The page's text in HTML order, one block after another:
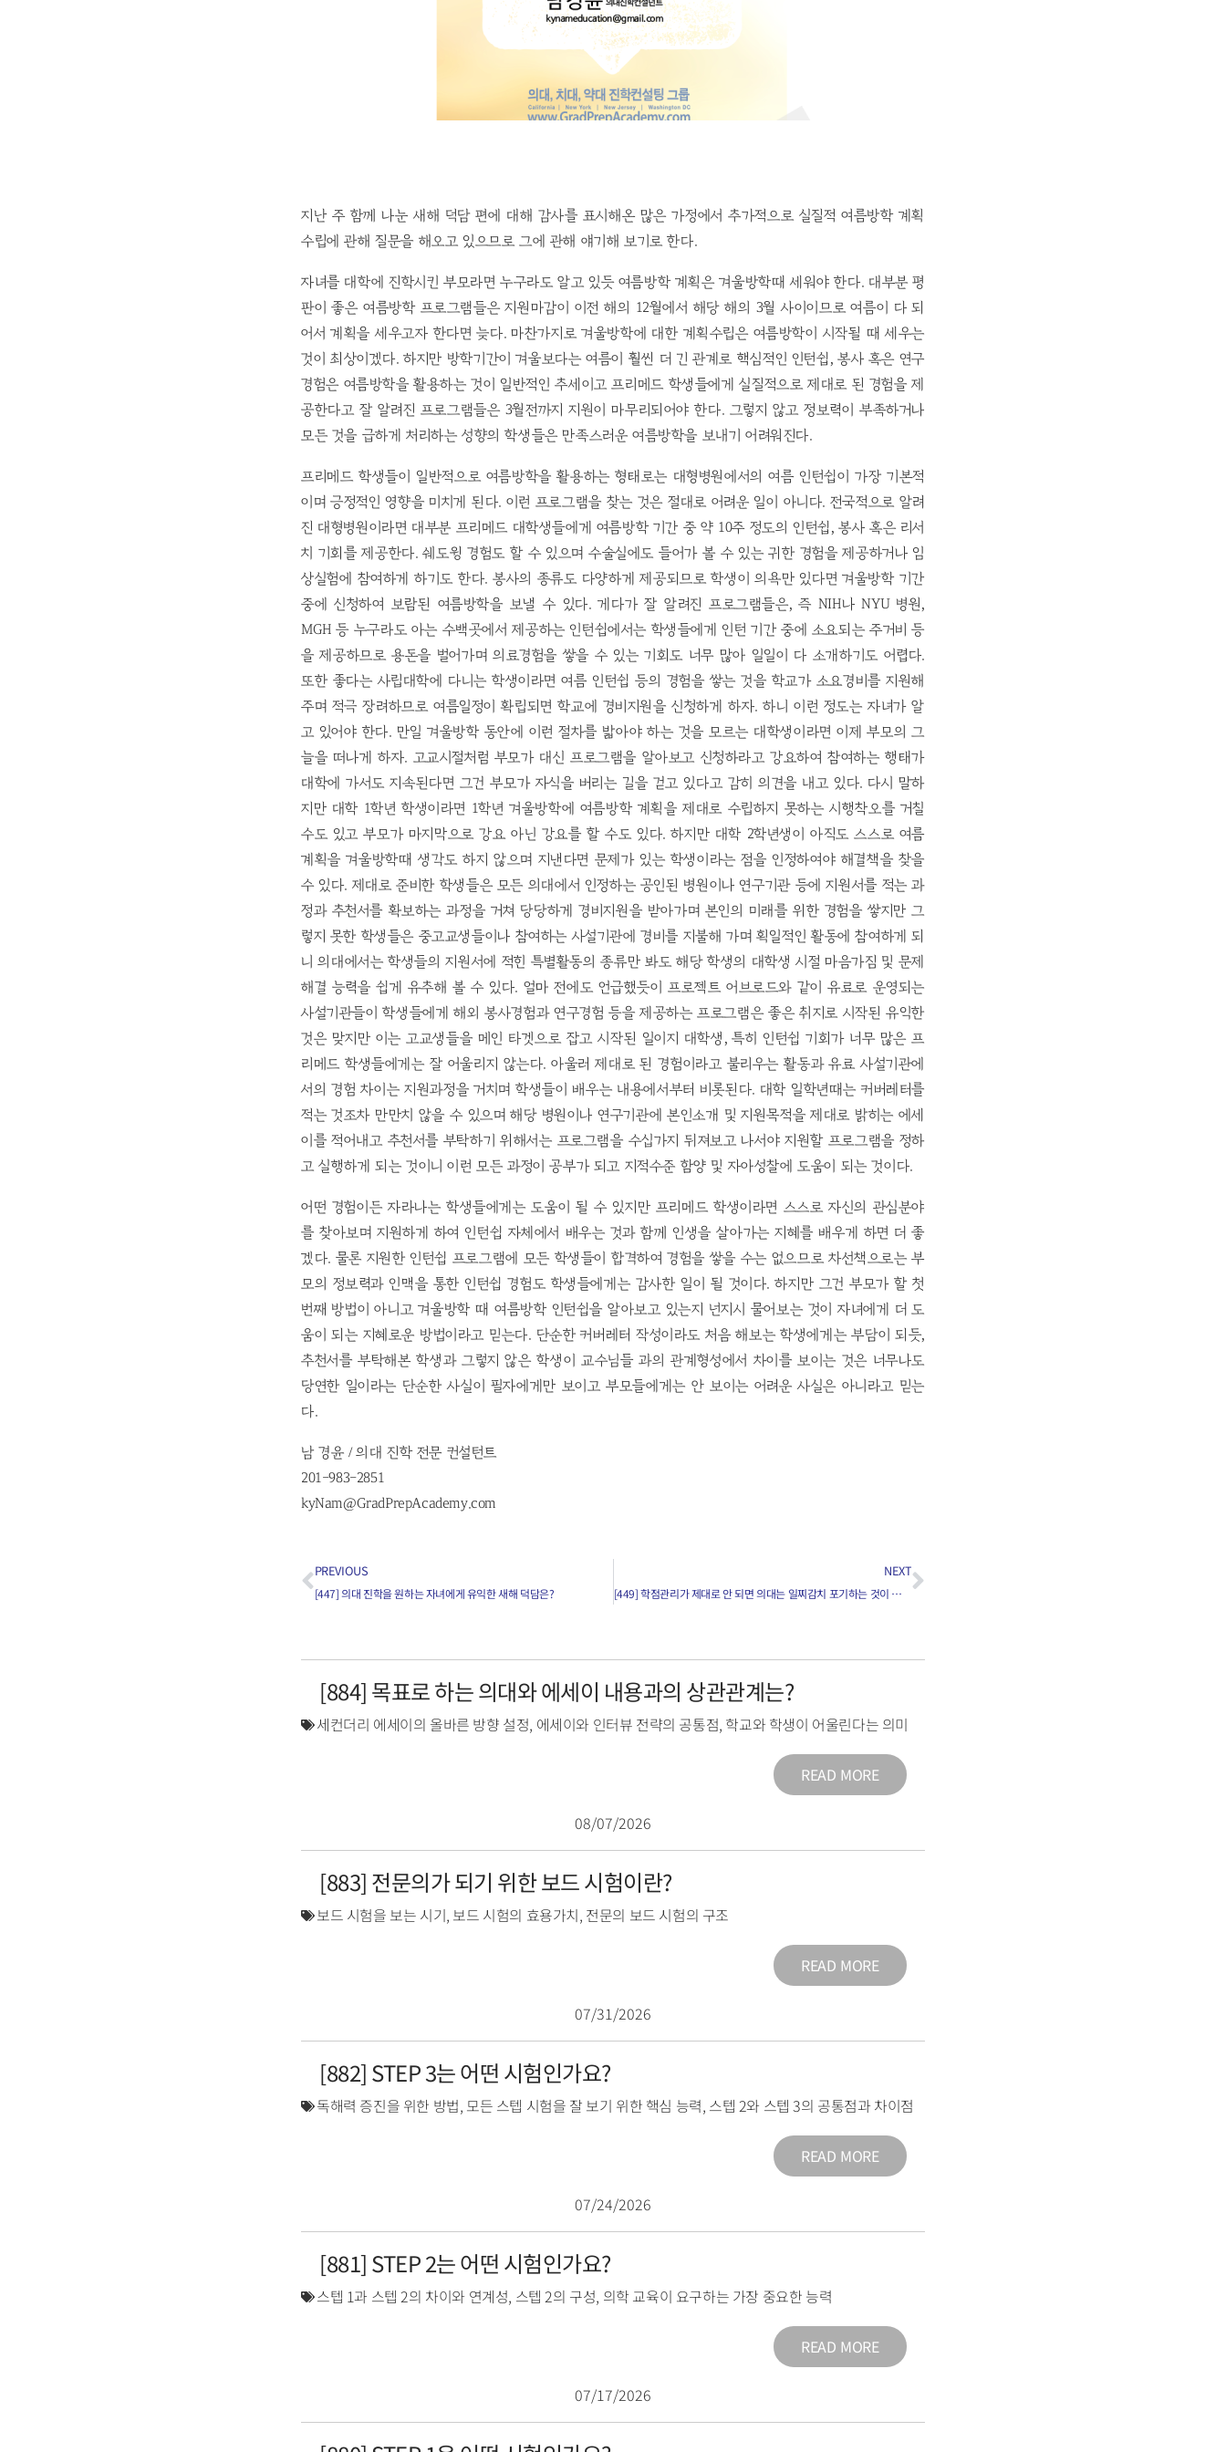
지난 주 함께 나눈 새해 덕담 편에 대해 감사를 표시해온 많은 가정에서 추가적으로 실질적 여름방학 계획
수립에 관해 질문을 해오고 있으므로 그에 관해 얘기해 보기로 한다.
자녀를 대학에 진학시킨 부모라면 누구라도 알고 있듯 여름방학 계획은 겨울방학때 세워야 한다. 대부분 평
판이 좋은 여름방학 프로그램들은 지원마감이 이전 해의 12월에서 해당 해의 3월 사이이므로 여름이 다 되
어서 계획을 세우고자 한다면 늦다. 마찬가지로 겨울방학에 대한 계획수립은 여름방학이 시작될 때 세우는
것이 최상이겠다. 하지만 방학기간이 겨울보다는 여름이 훨씬 더 긴 관계로 핵심적인 인턴쉽, 봉사 혹은 연구
경험은 여름방학을 활용하는 것이 일반적인 추세이고 프리메드 학생들에게 실질적으로 제대로 된 경험을 제
공한다고 잘 알려진 프로그램들은 3월전까지 지원이 마무리되어야 한다. 그렇지 않고 정보력이 부족하거나
모든 것을 급하게 처리하는 성향의 학생들은 만족스러운 여름방학을 보내기 어려워진다.
프리메드 학생들이 일반적으로 여름방학을 활용하는 형태로는 대형병원에서의 여름 인턴쉽이 가장 기본적
이며 긍정적인 영향을 미치게 된다. 이런 프로그램을 찾는 것은 절대로 어려운 일이 아니다. 전국적으로 알려
진 대형병원이라면 대부분 프리메드 대학생들에게 여름방학 기간 중 약 10주 정도의 인턴쉽, 봉사 혹은 리서
치 기회를 제공한다. 쉐도윙 경험도 할 수 있으며 수술실에도 들어가 볼 수 있는 귀한 경험을 제공하거나 임
상실험에 참여하게 하기도 한다. 봉사의 종류도 다양하게 제공되므로 학생이 의욕만 있다면 겨울방학 기간
중에 신청하여 보람된 여름방학을 보낼 수 있다. 게다가 잘 알려진 프로그램들은, 즉 NIH나 NYU 병원,
MGH 등 누구라도 아는 수백곳에서 제공하는 인턴쉽에서는 학생들에게 인턴 기간 중에 소요되는 주거비 등
을 제공하므로 용돈을 벌어가며 의료경험을 쌓을 수 있는 기회도 너무 많아 일일이 다 소개하기도 어렵다.
또한 좋다는 사립대학에 다니는 학생이라면 여름 인턴쉽 등의 경험을 쌓는 것을 학교가 소요경비를 지원해
주며 적극 장려하므로 여름일정이 확립되면 학교에 경비지원을 신청하게 하자. 하니 이런 정도는 자녀가 알
고 있어야 한다. 만일 겨울방학 동안에 이런 절차를 밟아야 하는 것을 모르는 대학생이라면 이제 부모의 그
늘을 떠나게 하자. 고교시절처럼 부모가 대신 프로그램을 알아보고 신청하라고 강요하여 참여하는 행태가
대학에 가서도 지속된다면 그건 부모가 자식을 버리는 길을 걷고 있다고 감히 의견을 내고 있다. 다시 말하
지만 대학 1학년 학생이라면 1학년 겨울방학에 여름방학 계획을 제대로 수립하지 못하는 시행착오를 거칠
수도 있고 부모가 마지막으로 강요 아닌 강요를 할 수도 있다. 하지만 대학 2학년생이 아직도 스스로 여름
계획을 겨울방학때 생각도 하지 않으며 지낸다면 문제가 있는 학생이라는 점을 인정하여야 해결책을 찾을
수 있다. 제대로 준비한 학생들은 모든 의대에서 인정하는 공인된 병원이나 연구기관 등에 지원서를 적는 과
정과 추천서를 확보하는 과정을 거쳐 당당하게 경비지원을 받아가며 본인의 미래를 위한 경험을 쌓지만 그
렇지 못한 학생들은 중고교생들이나 참여하는 사설기관에 경비를 지불해 가며 획일적인 활동에 참여하게 되
니 의대에서는 학생들의 지원서에 적힌 특별활동의 종류만 봐도 해당 학생의 대학생 시절 마음가짐 및 문제
해결 능력을 쉽게 유추해 볼 수 있다. 얼마 전에도 언급했듯이 프로젝트 어브로드와 같이 유료로 운영되는
사설기관들이 학생들에게 해외 봉사경험과 연구경험 등을 제공하는 프로그램은 좋은 취지로 시작된 유익한
것은 맞지만 이는 고교생들을 메인 타겟으로 잡고 시작된 일이지 대학생, 특히 인턴쉽 기회가 너무 많은 프
리메드 학생들에게는 잘 어울리지 않는다. 아울러 제대로 된 경험이라고 불리우는 활동과 유료 사설기관에
서의 경험 차이는 지원과정을 거치며 학생들이 배우는 내용에서부터 비롯된다. 대학 일학년때는 커버레터를
적는 것조차 만만치 않을 수 있으며 해당 병원이나 연구기관에 본인소개 및 지원목적을 제대로 밝히는 에세
이를 적어내고 추천서를 부탁하기 위해서는 프로그램을 수십가지 뒤져보고 나서야 지원할 프로그램을 정하
고 실행하게 되는 것이니 이런 모든 과정이 공부가 되고 지적수준 함양 및 자아성찰에 도움이 되는 것이다.
어떤 경험이든 자라나는 학생들에게는 도움이 될 수 있지만 프리메드 학생이라면 스스로 자신의 관심분야
를 찾아보며 지원하게 하여 인턴쉽 자체에서 배우는 것과 함께 인생을 살아가는 지혜를 배우게 하면 더 좋
겠다. 물론 지원한 인턴쉽 프로그램에 모든 학생들이 합격하여 경험을 쌓을 수는 없으므로 차선책으로는 부
모의 정보력과 인맥을 통한 인턴쉽 경험도 학생들에게는 감사한 일이 될 것이다. 하지만 그건 부모가 할 첫
번째 방법이 아니고 겨울방학 때 여름방학 인턴쉽을 알아보고 있는지 넌지시 물어보는 것이 자녀에게 더 도
움이 되는 지혜로운 방법이라고 믿는다. 단순한 커버레터 작성이라도 처음 해보는 학생에게는 부담이 되듯,
추천서를 부탁해본 학생과 그렇지 않은 학생이 교수님들 과의 관계형성에서 차이를 보이는 것은 너무나도
당연한 일이라는 단순한 사실이 필자에게만 보이고 부모들에게는 안 보이는 어려운 사실은 아니라고 믿는
다.
남 경윤 / 의대 진학 전문 컨설턴트
201-983-2851
kyNam@GradPrepAcademy.com
PREVIOUS
[447] 의대 진학을 원하는 자녀에게 유익한 새해 덕담은?
NEXT
[449] 학점관리가 제대로 안 되면 의대는 일찌감치 포기하는 것이 현명한가요?
[884] 목표로 하는 의대와 에세이 내용과의 상관관계는?
세컨더리 에세이의 올바른 방향 설정, 에세이와 인터뷰 전략의 공통점, 학교와 학생이 어울린다는 의미
READ MORE
08/07/2026
[883] 전문의가 되기 위한 보드 시험이란?
보드 시험을 보는 시기, 보드 시험의 효용가치, 전문의 보드 시험의 구조
READ MORE
07/31/2026
[882] STEP 3는 어떤 시험인가요?
독해력 증진을 위한 방법, 모든 스텝 시험을 잘 보기 위한 핵심 능력, 스텝 2와 스텝 3의 공통점과 차이점
READ MORE
07/24/2026
[881] STEP 2는 어떤 시험인가요?
스텝 1과 스텝 2의 차이와 연계성, 스텝 2의 구성, 의학 교육이 요구하는 가장 중요한 능력
READ MORE
07/17/2026